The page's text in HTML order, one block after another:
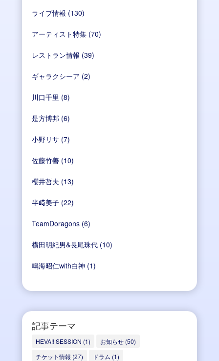
ライブ情報 (130)
アーティスト特集(70)
レストラン情報 (39)
ギャラクシーア (2)
川口千里 (8)
是方博邦(6)
小野リサ(7)
佐藤竹善(10)
櫻井哲夫 (13)
半﨑美子(22)
TeamDoragons(6)
横田明紀男&長尾珠代(10)
鳴海昭仁with白神 (1)
記事テーマ
HEVA!! SESSION (1) お知らせ(50)
チケット情報 (27) ドラム (1)